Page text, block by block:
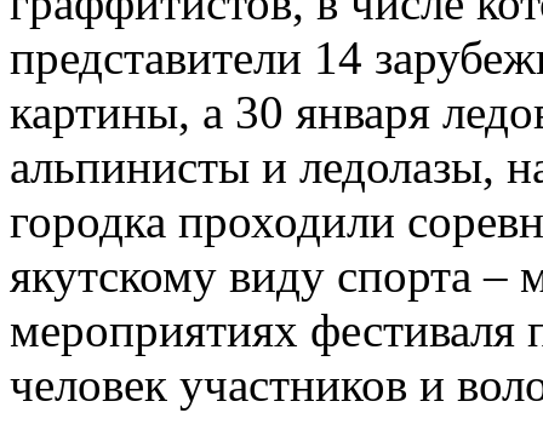
представители 14
картины, а 30 января
альпинисты и ледолазы,
городка проходили
якутскому виду спорта –
мероприятиях фестиваля
человек участников и